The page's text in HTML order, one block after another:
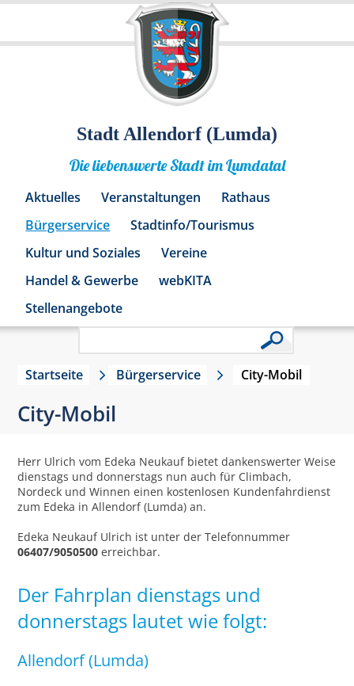
Stadt Allendorf (Lumda)
Die liebenswerte Stadt im Lumdatal
Aktuelles Veranstaltungen
Rathaus
Bürgerservice
Stadtinfo/Tourismus
Kultur und Soziales
Vereine
Handel & Gewerbe
webKITA
Stellenangebote
Startseite Bürgerservice City-Mobil
City-Mobil
Herr Ulrich vom Edeka Neukauf bietet dankenswerter Weise
dienstags und donnerstags nun auch für Climbach,
Nordeck und Winnen einen kostenlosen Kundenfahrdienst
zum Edeka in Allendorf (Lumda) an.
Edeka Neukauf Ulrich ist unter der Telefonnummer
06407/9050500 erreichbar.
Der Fahrplan dienstags und
donnerstags lautet wie folgt:
Allendorf (Lumda)